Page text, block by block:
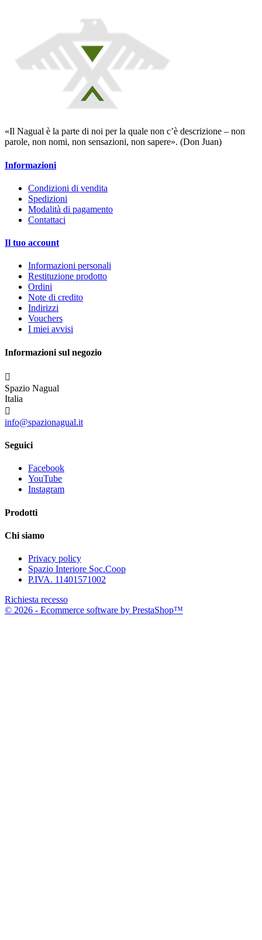
«Il Nagual è la parte di noi per la quale non c’è descrizione – non
parole, non nomi, non sensazioni, non sapere». (Don Juan)
Informazioni
Condizioni di vendita
Spedizioni
Modalità di pagamento
Contattaci
Il tuo account
Informazioni personali
Restituzione prodotto
Ordini
Note di credito
Indirizzi
Vouchers
I miei avvisi
Informazioni sul negozio

Spazio Nagual
Italia

info@spazionagual.it
Seguici
Facebook
YouTube
Instagram
Prodotti
Chi siamo
Privacy policy
Spazio Interiore Soc.Coop
P.IVA. 11401571002
Richiesta recesso
© 2026 - Ecommerce software by PrestaShop™